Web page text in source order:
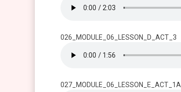
026_MODULE_06_LESSON_D_ACT_3
027_MODULE_06_LESSON_E_ACT_1A